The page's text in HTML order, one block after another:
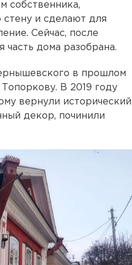
собственника,
и сделают для
Сейчас, после
часть дома разобрана.
в прошлом
В 2019 году
вернули исторический
декор, починили